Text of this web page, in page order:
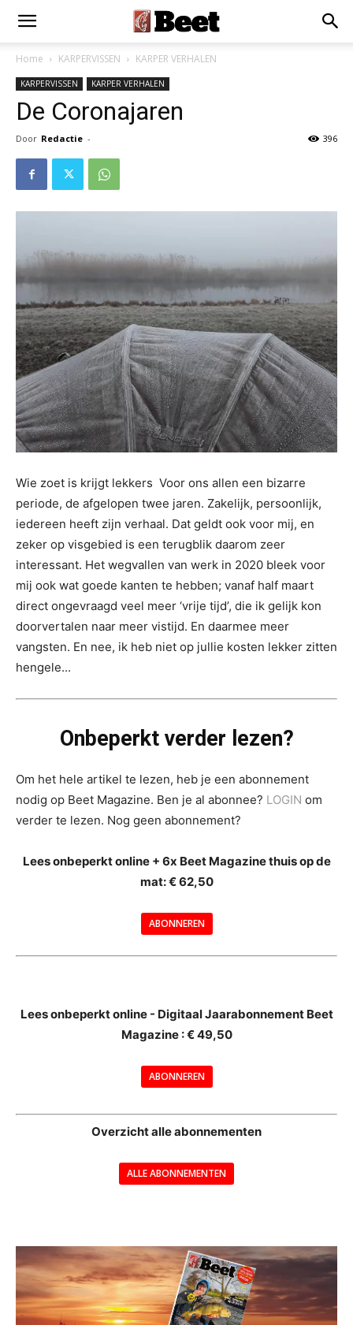
Home KARPERVISSEN KARPER VERHALEN
KARPERVISSEN KARPER VERHALEN
De Coronajaren
Door Redactie - 396
Wie zoet is krijgt lekkers Voor ons allen een bizarre
periode, de afgelopen twee jaren. Zakelijk, persoonlijk,
iedereen heeft zijn verhaal. Dat geldt ook voor mij, en
zeker op visgebied is een terugblik daarom zeer
interessant. Het wegvallen van werk in 2020 bleek voor
mij ook wat goede kanten te hebben; vanaf half maart
direct ongevraagd veel meer ‘vrije tijd’, die ik gelijk kon
doorvertalen naar meer vistijd. En daarmee meer
vangsten. En nee, ik heb niet op jullie kosten lekker zitten
hengele...
Onbeperkt verder lezen?
Om het hele artikel te lezen, heb je een abonnement
nodig op Beet Magazine. Ben je al abonnee? LOGIN om
verder te lezen. Nog geen abonnement?
Lees onbeperkt online + 6x Beet Magazine thuis op de
mat: € 62,50
ABONNEREN
Lees onbeperkt online - Digitaal Jaarabonnement Beet
Magazine : € 49,50
ABONNEREN
Overzicht alle abonnementen
ALLE ABONNEMENTEN